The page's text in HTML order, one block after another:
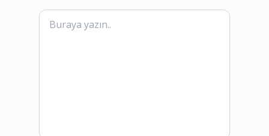
Buraya
yazın..